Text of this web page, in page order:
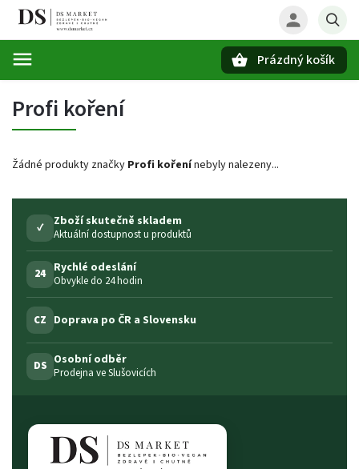
Prázdný košík
Profi koření
Žádné produkty značky Profi kořenínebyly nalezeny...
✓ Zboží skutečně skladem
Aktuální dostupnost u produktů
24 Rychlé odeslání
Obvykle do 24 hodin
CZ Doprava po ČR a Slovensku
DS Osobní odběr
Prodejna ve Slušovicích